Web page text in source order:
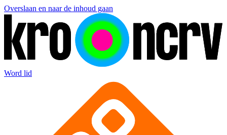
Overslaan en naar de inhoud gaan
Word lid